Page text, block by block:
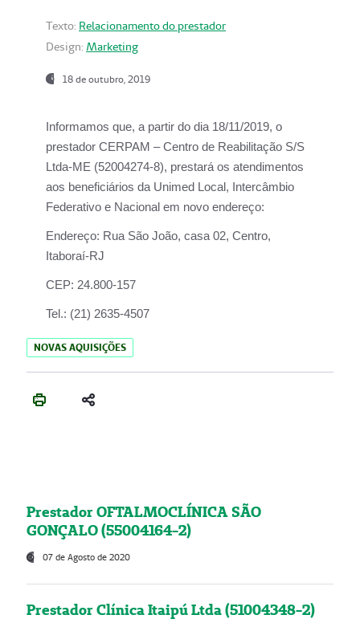
Texto: Relacionamento do prestador
Design: Marketing
18 de outubro, 2019
Informamos que, a partir do dia 18/11/2019, o
prestador CERPAM – Centro de Reabilitação S/S
Ltda-ME (52004274-8), prestará os atendimentos
aos beneficiários da Unimed Local, Intercâmbio
Federativo e Nacional em novo endereço:
Endereço: Rua São João, casa 02, Centro,
Itaboraí-RJ
CEP: 24.800-157
Tel.: (21) 2635-4507
NOVAS AQUISIÇÕES
Prestador OFTALMOCLÍNICA SÃO
GONÇALO (55004164-2)
07 de Agosto de 2020
Prestador Clínica Itaipú Ltda (51004348-2)